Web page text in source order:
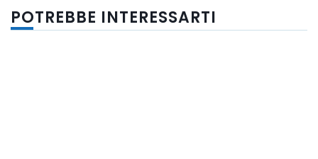
POTREBBE INTERESSARTI